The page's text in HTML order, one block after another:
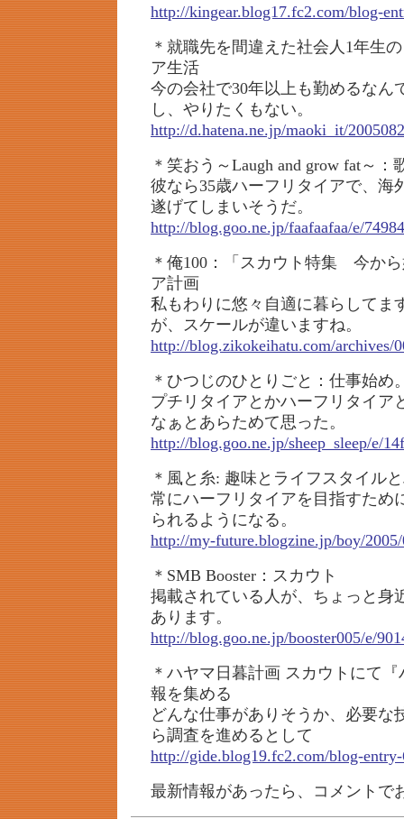
http://kingear.blog17.fc2.com/blog-
＊就職先を間違えた社会人1年生
ア生活
今の会社で30年以上も勤めるなん
し、やりたくもない。
http://d.hatena.ne.jp/maoki_it/
＊笑おう～Laugh and grow fat～
彼なら35歳ハーフリタイアで、海
遂げてしまいそうだ。
http://blog.goo.ne.jp/faafaafaa/e/
＊俺100：「スカウト特集 今か
ア計画
私もわりに悠々自適に暮らしてま
が、スケールが違いますね。
http://blog.zikokeihatu.com/archives/
＊ひつじのひとりごと：仕事始め
プチリタイアとかハーフリタイア
なぁとあらためて思った。
http://blog.goo.ne.jp/sheep_sleep/e/
＊風と糸: 趣味とライフスタイル
常にハーフリタイアを目指すため
られるようになる。
http://my-future.blogzine.jp/boy/
＊SMB Booster：スカウト
掲載されている人が、ちょっと身
あります。
http://blog.goo.ne.jp/booster005/e/
＊ハヤマ日暮計画 スカウトにて
報を集める
どんな仕事がありそうか、必要な
ら調査を進めるとして
http://gide.blog19.fc2.com/blog-
最新情報があったら、コメントで